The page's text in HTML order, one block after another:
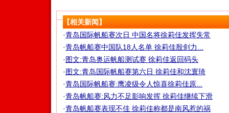
【相关新闻】
·青岛国际帆船赛次日 中国名将徐莉佳发挥失常
·青岛帆船赛中国队18人名单 徐莉佳殷剑力...
·图文:青岛奥运帆船测试赛 徐莉佳返回码头
·图文:青岛国际帆船赛第六日 徐莉佳和沈寰琦
·青岛国际帆船赛:鹰凌级令人惊喜徐莉佳原...
·青岛帆船赛:风力不足影响发挥 徐莉佳继续下滑
·青岛帆船赛表现不佳 徐莉佳称都是南风惹的祸